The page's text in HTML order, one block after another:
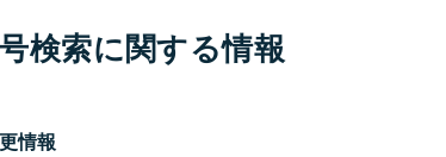
検索に関する情報
情報